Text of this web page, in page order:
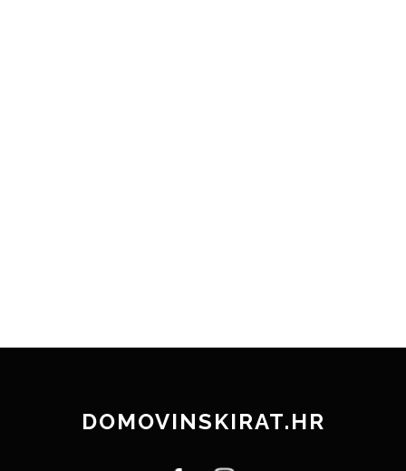
DOMOVINSKIRAT.HR